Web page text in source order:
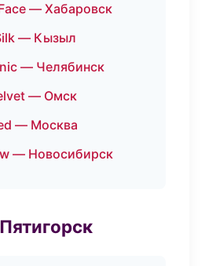
— Хабаровск
— Кызыл
— Челябинск
— Омск
— Москва
— Новосибирск